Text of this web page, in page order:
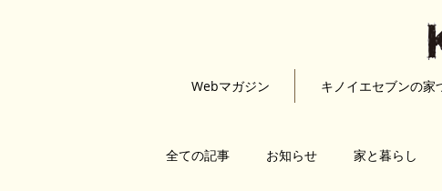
Webマガジン キノイエセブンの家
全ての記事 お知らせ 家と暮らし